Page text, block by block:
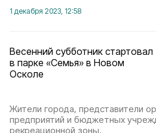
1 декабря 2023, 12:58
Весенний субботник стартовал
в парке «Семья» в Новом
Осколе
Жители города, представители
предприятий и бюджетных
рекреационной зоны.